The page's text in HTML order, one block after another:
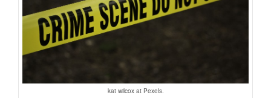
kat wilcox at Pexels.